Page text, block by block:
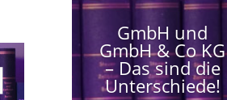
GmbH und
GmbH & Co KG
– Das sind die
Unterschiede!